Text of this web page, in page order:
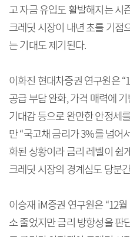
고 자금 유입도 활발해지는 시
크레딧 시장이 내년 초를 기점
는 기대도 제기된다.
이화진 현대차증권 연구원은
공급 부담 완화, 가격 매력에
기대감 등으로 완만한 안정세
만 “국고채 금리가 3%를 넘어
화된 상황이라 금리 레벨이 쉽
크레딧 시장의 경계심도 당분
이승재 iM증권 연구원은 “12
소 줄었지만 금리 방향성을 판